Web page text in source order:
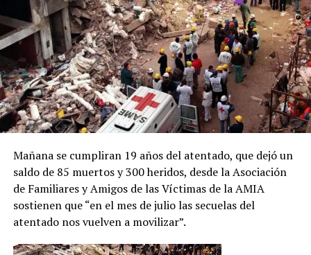
Mañana se cumpliran 19 años del atentado, que dejó un
saldo de 85 muertos y 300 heridos, desde la Asociación
de Familiares y Amigos de las Víctimas de la AMIA
sostienen que “en el mes de julio las secuelas del
atentado nos vuelven a movilizar”.